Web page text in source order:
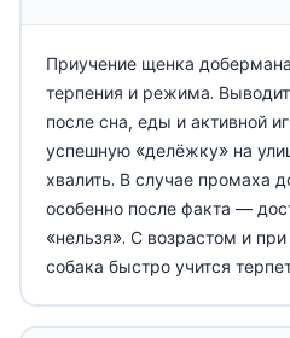
Приучение щенка
терпения и режима.
после сна, еды и активной
успешную «делёжку» на
хвалить. В случае промаха
особенно после факта —
«нельзя». С возрастом и
собака быстро учится